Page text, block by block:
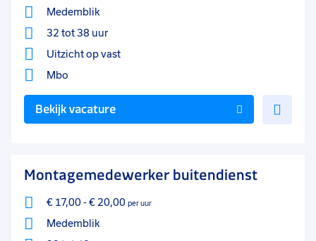
Medemblik
32 tot 38 uur
Uitzicht op vast
Mbo
Bekijk vacature
Montagemedewerker buitendienst
€ 17,00- € 20,00 per uur
Medemblik